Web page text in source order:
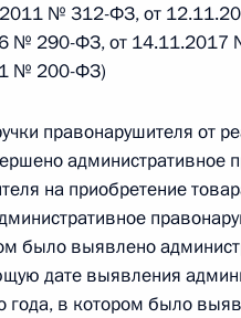
закон от 26.07.2026
в Кодекс Российской
закон от 26.07.2026
№ 312-ФЗ, от
№ 290-ФЗ, от
№ 200-ФЗ)
правонарушителя от
административное
на приобретение
было выявлено
дате выявления
года, в котором было